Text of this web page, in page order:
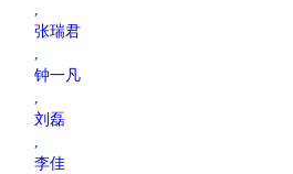
,
张瑞君
,
钟一凡
,
刘磊
,
李佳